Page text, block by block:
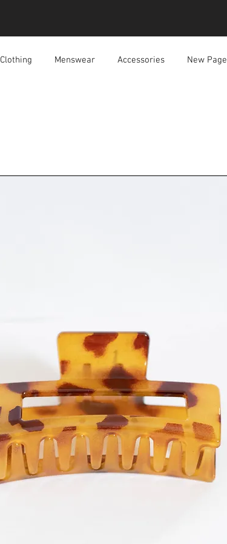
Clothing Menswear Accessories New Page